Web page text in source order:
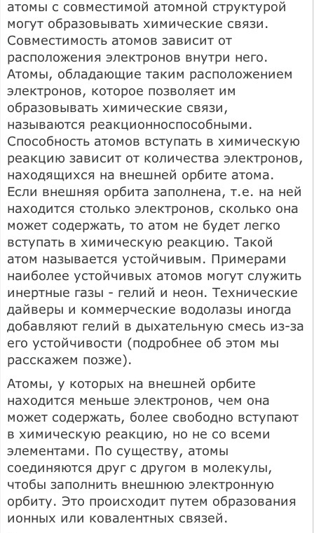
атомы с совместимой атомной структурой
могут образовывать химические связи.
Совместимость атомов зависит от
расположения электронов внутри него.
Атомы, обладающие таким расположением
электронов, которое позволяет им
образовывать химические связи,
называются реакционноспособными.
Способность атомов вступать в химическую
реакцию зависит от количества электронов,
находящихся на внешней орбите атома.
Если внешняя орбита заполнена, т.е. на ней
находится столько электронов, сколько она
может содержать, то атом не будет легко
вступать в химическую реакцию. Такой
атом называется устойчивым. Примерами
наиболее устойчивых атомов могут служить
инертные газы - гелий и неон. Технические
дайверы и коммерческие водолазы иногда
добавляют гелий в дыхательную смесь из-за
его устойчивости (подробнее об этом мы
расскажем позже).
Атомы, у которых на внешней орбите
находится меньше электронов, чем она
может содержать, более свободно вступают
в химическую реакцию, но не со всеми
элементами. По существу, атомы
соединяются друг с другом в молекулы,
чтобы заполнить внешнюю электронную
орбиту. Это происходит путем образования
ионных или ковалентных связей.